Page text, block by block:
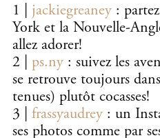
1 | jackiegreaney :
York et la Nouvelle-
allez adorer!
2 | ps.ny : suivez les
se retrouve toujours
tenues) plutôt cocasses!
3 | frassyaudrey : un
ses photos comme par